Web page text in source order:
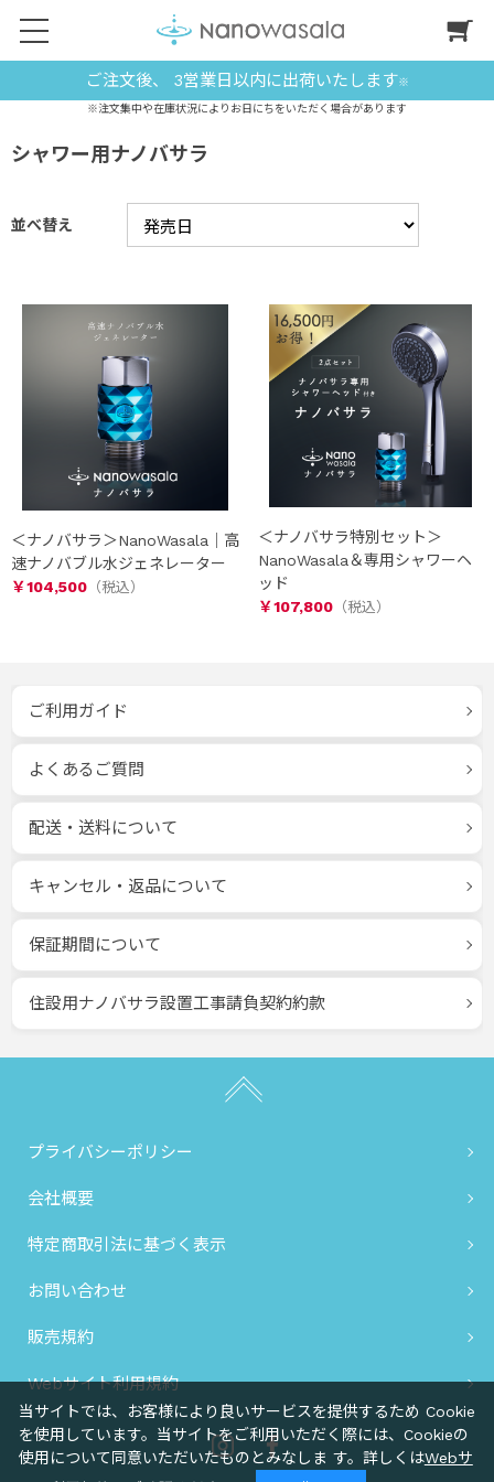
ご注文後、 3営業日以内に出荷いたします※
※注文集中や在庫状況によりお日にちをいただく場合があります
シャワー用ナノバサラ
並べ替え
＜ナノバサラ＞NanoWasala｜高
速ナノバブル水ジェネレーター
￥104,500
＜ナノバサラ特別セット＞
NanoWasala＆専用シャワーヘ
ッド
￥107,800
ご利用ガイド
よくあるご質問
配送・送料について
キャンセル・返品について
保証期間について
住設用ナノバサラ設置工事請負契約約款
プライバシーポリシー
会社概要
特定商取引法に基づく表示
お問い合わせ
販売規約
Webサイト利用規約
InstagramFacebook
当サイトでは、お客様により良いサービスを提供するため Cookie
を使用しています。当サイトをご利用いただく際には、Cookieの
使用について同意いただいたものとみなしま す。詳しくはWebサ